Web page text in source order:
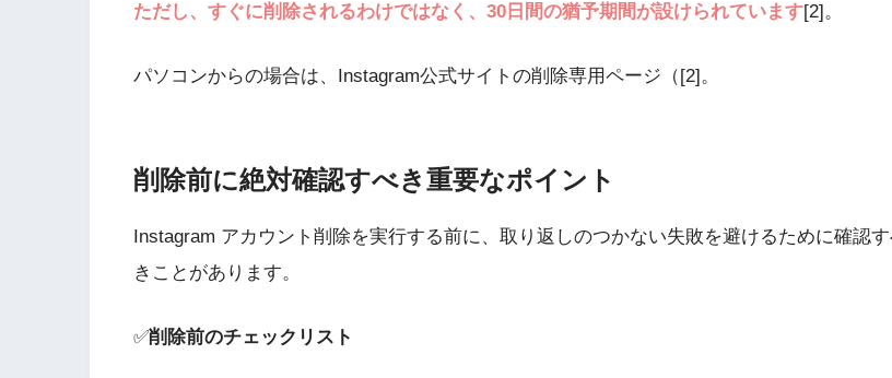
ただし、すぐに削除されるわけではなく、30日間の猶予期間が設けられています[2]。
パソコンからの場合は、Instagram公式サイトの削除専用ページ（[2]。
削除前に絶対確認すべき重要なポイント
Instagram アカウント削除を実行する前に、取り返しのつかない失敗を避けるために確認
きことがあります。
✅削除前のチェックリスト